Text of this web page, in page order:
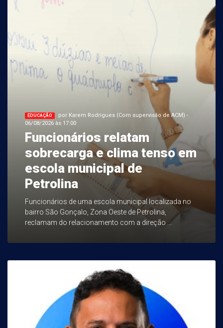
EDUCAÇÃO
por Karem Rodrigues (Com supervisão de ACM) -
06/08/2026 às 17:00
Funcionários relatam
sobrecarga e clima tenso em
escola municipal de
Petrolina
Funcionários de uma escola municipal localizada no
bairro São Gonçalo, Zona Oeste de Petrolina,
reclamam do relacionamento com a direção ...